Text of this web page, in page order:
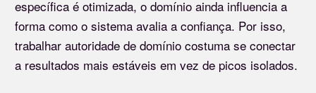
específica é otimizada, o domínio ainda influencia a
forma como o sistema avalia a confiança. Por isso,
trabalhar autoridade de domínio costuma se conectar
a resultados mais estáveis em vez de picos isolados.